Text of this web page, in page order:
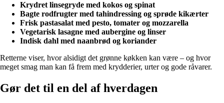
Krydret linsegryde med kokos og spinat
Bagte rodfrugter med tahindressing og sprøde kikærter
Frisk pastasalat med pesto, tomater og mozzarella
Vegetarisk lasagne med aubergine og linser
Indisk dahl med naanbrød og koriander
Retterne viser, hvor alsidigt det grønne køkken kan være – og hvor
meget smag man kan få frem med krydderier, urter og gode råvarer.
Gør det til en del af hverdagen